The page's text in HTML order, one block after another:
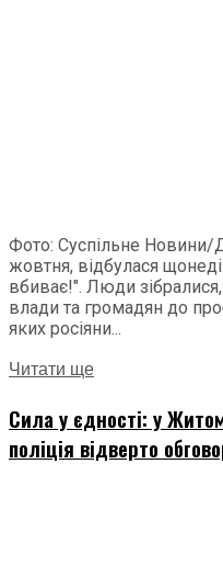
Фото: Суспільне Новини/
жовтня, відбулася
вбиває!". Люди
влади та громадян до
яких росіяни...
Читати ще
Сила у єдності: у
поліція відверто